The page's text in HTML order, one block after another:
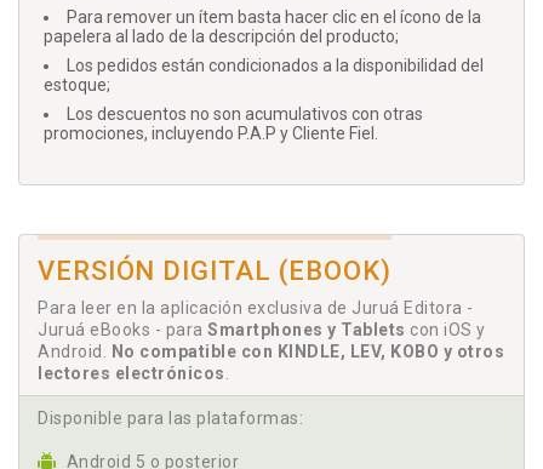
Para remover un ítem basta hacer clic en el ícono de la
papelera al lado de la descripción del producto;
Los pedidos están condicionados a la disponibilidad del
estoque;
Los descuentos no son acumulativos con otras
promociones, incluyendo P.A.P y Cliente Fiel.
VERSIÓN DIGITAL (EBOOK)
Para leer en la aplicación exclusiva de Juruá Editora -
Juruá eBooks - para Smartphones y Tablets con iOS y
Android. No compatible con KINDLE, LEV, KOBO y otros
lectores electrónicos.
Disponible para las plataformas:
Android 5 o posterior